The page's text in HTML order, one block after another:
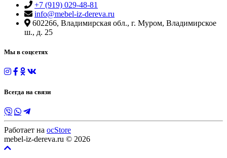
+7 (919) 029-48-81
info@mebel-iz-dereva.ru
602266, Владимирская обл., г. Муром, Владимирское
ш., д. 25
Мы в соцcетях
Всегда на связи
Работает на ocStore
mebel-iz-dereva.ru © 2026